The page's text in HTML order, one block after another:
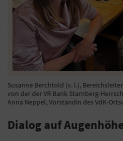
Susanne Berchtold (v. l.),
von der der VR Bank Starnberg-
Anna Neppel, Vorständin des VdK-
Dialog auf